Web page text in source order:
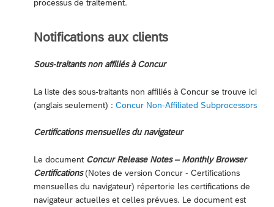
processus de traitement.
Notifications aux clients
Sous-traitants non affiliés à Concur
La liste des sous-traitants non affiliés à Concur se trouve ici
(anglais seulement) : Concur Non-Affiliated Subprocessors
Certifications mensuelles du navigateur
Le document Concur Release Notes – Monthly Browser
Certifications(Notes de version Concur - Certifications
mensuelles du navigateur) répertorie les certifications de
navigateur actuelles et celles prévues. Le document est